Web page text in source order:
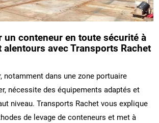
un conteneur en toute sécurité à
alentours avec Transports Rachet
notamment dans une zone portuaire
nécessite des équipements adaptés et
niveau. Transports Rachet vous explique
de levage de conteneurs et met à